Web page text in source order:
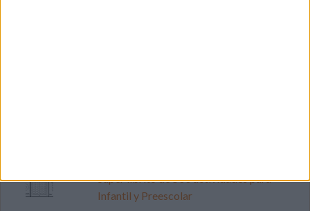
Súper librito de 500 actividades para
Infantil y Preescolar